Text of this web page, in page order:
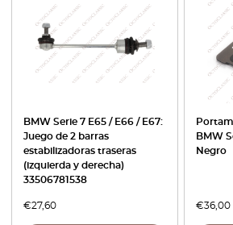
BMW Serie 7 E65 / E66 / E67:
Juego de 2 barras
estabilizadoras traseras
(izquierda y derecha)
33506781538
€27,60
BMW
Negro
€36,00